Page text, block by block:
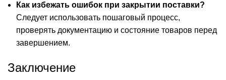
Как избежать ошибок при закрытии поставки?
Следует использовать пошаговый процесс,
проверять документацию и состояние товаров перед
завершением.
Заключение